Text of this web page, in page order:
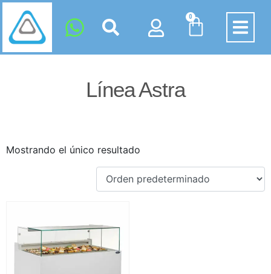
0
Línea Astra
Mostrando el único resultado